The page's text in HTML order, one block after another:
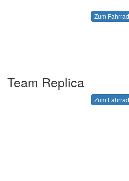
Zum Fahrrad
Team Replica
Zum Fahrrad